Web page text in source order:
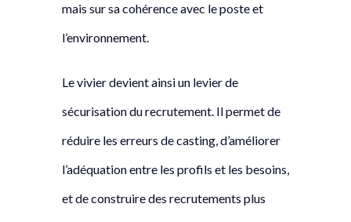
mais sur sa cohérence avec le poste et
l’environnement.
Le vivier devient ainsi un levier de
sécurisation du recrutement. Il permet de
réduire les erreurs de casting, d’améliorer
l’adéquation entre les profils et les besoins,
et de construire des recrutements plus